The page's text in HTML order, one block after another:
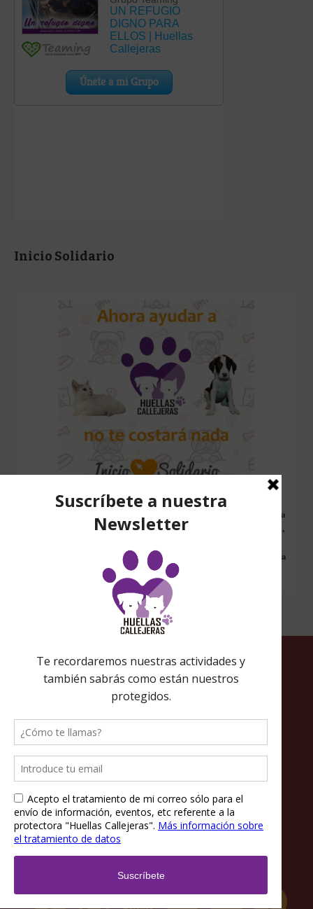
Inicio Solidario
Configura nuestro Inicio Solidario en todos tus dispositivos y cada
vez que entres a hacer una búsqueda en internet desde esa página,
Amazon desde ahí, tu compra será solidaria sin ningún coste extra
para ti.
Política de privacidad